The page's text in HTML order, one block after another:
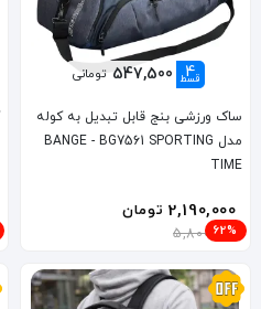
4
قسط 547,500 تومانی
ساک ورزشی بنج قابل تبدیل به کوله
مدل BANGE - BG7561 SPORTING
TIME
2,190,000 تومان
5,800,000
62%